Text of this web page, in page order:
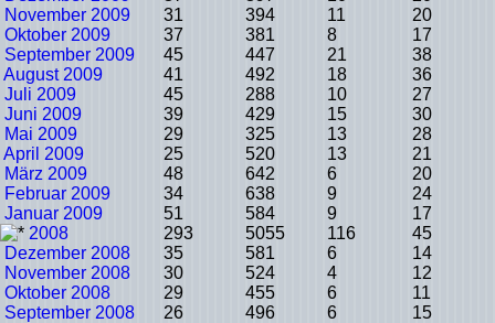
November 2009
31 394 11
20
Oktober 2009
37 381 8
17
September 2009
45 447 21
38
August 2009
41 492 18
36
Juli 2009
45 288 10
27
Juni 2009
39 429 15
30
Mai 2009
29 325 13
28
April 2009
25 520 13
21
März 2009
48 642 6
20
Februar 2009
34 638 9
24
Januar 2009
51 584 9
17
2008
293 5055 116
45
Dezember 2008
35 581 6
14
November 2008
30 524 4
12
Oktober 2008
29 455 6
11
September 2008
26 496 6
15